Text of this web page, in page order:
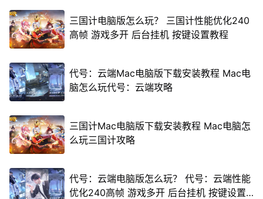
三国计电脑版怎么玩？ 三国计性能优化240
高帧 游戏多开 后台挂机 按键设置教程
代号：云端Mac电脑版下载安装教程 Mac电
脑怎么玩代号：云端攻略
三国计Mac电脑版下载安装教程 Mac电脑怎
么玩三国计攻略
代号：云端电脑版怎么玩？ 代号：云端性能
优化240高帧 游戏多开 后台挂机 按键设置